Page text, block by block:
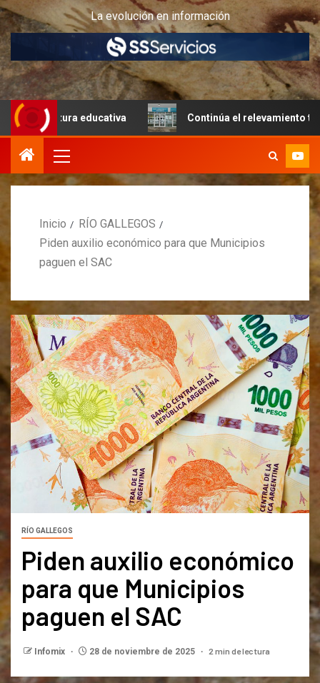
La evolución en información
educativa Continúa el relevamiento técnico en
Inicio
RÍO GALLEGOS
Piden auxilio económico para que Municipios
paguen el SAC
RÍO GALLEGOS
Piden auxilio económico
para que Municipios
paguen el SAC
Infomix 28 de noviembre de 2025 2 min de lectura